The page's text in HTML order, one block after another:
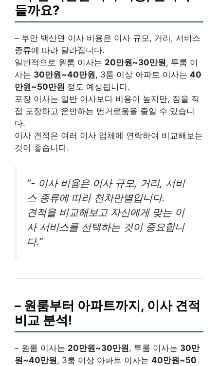
들까요?
– 부안 백산면 이사 비용은 이사 규모, 거리, 서비스
종류에 따라 달라집니다.
일반적으로 원룸 이사는 20만원~30만원, 투룸 이
사는 30만원~40만원, 3룸 이상 아파트 이사는 40
만원~50만원 정도 예상됩니다.
포장 이사는 일반 이사보다 비용이 높지만, 짐을 직
접 포장하고 운반하는 번거로움을 줄일 수 있습니
다.
이사 견적은 여러 이사 업체에 연락하여 비교해보는
것이 좋습니다.
“- 이사 비용은 이사 규모, 거리, 서비
스 종류에 따라 천차만별입니다.
견적을 비교해보고 자신에게 맞는 이
사 서비스를 선택하는 것이 중요합니
다.”
– 원룸부터 아파트까지, 이사 견적
비교 분석!
– 원룸 이사는 20만원~30만원, 투룸 이사는 30만
원~40만원, 3룸 이상 아파트 이사는 40만원~50